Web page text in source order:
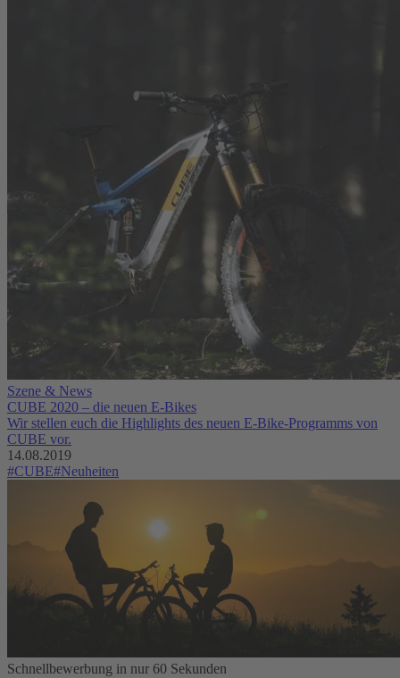
Szene & News
CUBE 2020 – die neuen E-Bikes
Wir stellen euch die Highlights des neuen E-Bike-Programms von
CUBE vor.
14.08.2019
#CUBE#Neuheiten
Schnellbewerbung in nur 60 Sekunden